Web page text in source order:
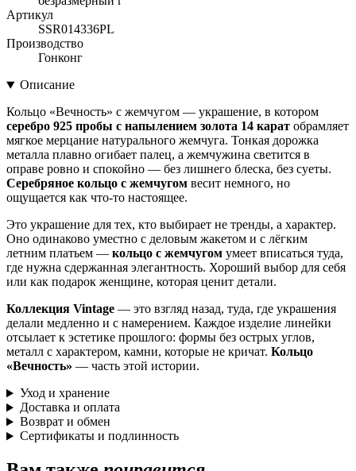
Артикул
SSR014336PL
Производство
Гонконг
Описание
Кольцо «Вечность» с жемчугом — украшение, в котором
серебро 925 пробы с напылением золота 14 карат обрамляет
мягкое мерцание натурального жемчуга. Тонкая дорожка
металла плавно огибает палец, а жемчужина светится в
оправе ровно и спокойно — без лишнего блеска, без суеты.
Серебряное кольцо с жемчугом весит немного, но
ощущается как что-то настоящее.
Это украшение для тех, кто выбирает не тренды, а характер.
Оно одинаково уместно с деловым жакетом и с лёгким
летним платьем — кольцо с жемчугом умеет вписаться туда,
где нужна сдержанная элегантность. Хороший выбор для себя
или как подарок женщине, которая ценит детали.
Коллекция Vintage — это взгляд назад, туда, где украшения
делали медленно и с намерением. Каждое изделие линейки
отсылает к эстетике прошлого: формы без острых углов,
металл с характером, камни, которые не кричат. Кольцо
«Вечность» — часть этой истории.
Уход и хранение
Доставка и оплата
Возврат и обмен
Сертификаты и подлинность